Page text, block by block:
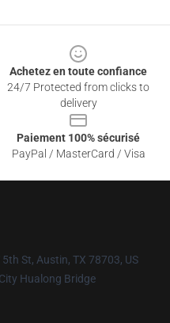
Achetez en toute confiance
24/7 Protected from clicks to
delivery
Paiement 100% sécurisé
PayPal / MasterCard / Visa
St, Austin, TX 78703, US
Hualong Bridge